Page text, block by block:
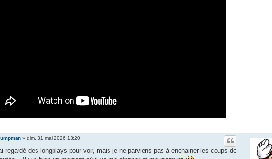
» dim. 31 mai 2026 13:20
regardé des longplays pour voir, mais je ne parviens pas à enchainer les coups de